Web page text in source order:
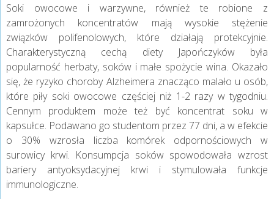
Soki owocowe i warzywne, również te robione z
zamrożonych koncentratów mają wysokie stężenie
związków polifenolowych, które działają protekcyjnie.
Charakterystyczną cechą diety Japończyków była
popularność herbaty, soków i małe spożycie wina. Okazało
się, że ryzyko choroby Alzheimera znacząco malało u osób,
które piły soki owocowe częściej niż 1-2 razy w tygodniu.
Cennym produktem może też być koncentrat soku w
kapsułce. Podawano go studentom przez 77 dni, a w efekcie
o 30% wzrosła liczba komórek odpornościowych w
surowicy krwi. Konsumpcja soków spowodowała wzrost
bariery antyoksydacyjnej krwi i stymulowała funkcje
immunologiczne.